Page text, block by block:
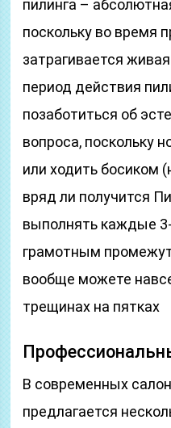
пилинга –
поскольку во время
затрагивается
период действия
позаботиться об
вопроса, поскольку
или ходить босиком
вряд ли получится
выполнять каждые
грамотным
вообще можете
трещинах на пятках
В современных
предлагается